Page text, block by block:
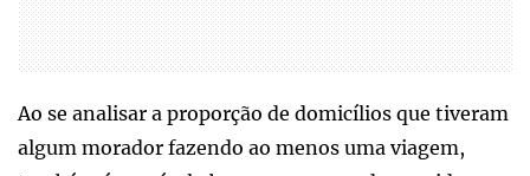
Ao se analisar a proporção de domicílios que tiveram
algum morador fazendo ao menos uma viagem,